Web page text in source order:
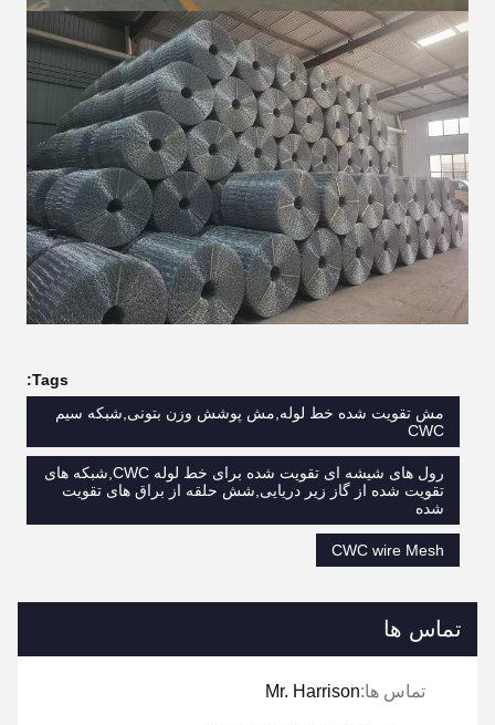
Tags:
مش تقویت شده خط لوله,مش پوشش وزن بتونی,شبکه سیم
CWC
رول های شیشه ای تقویت شده برای خط لوله CWC,شبکه های
تقویت شده از گاز زیر دریایی,شش حلقه از براق های تقویت
شده
CWC wire Mesh
تماس ها
تماس ها:Mr. Harrison